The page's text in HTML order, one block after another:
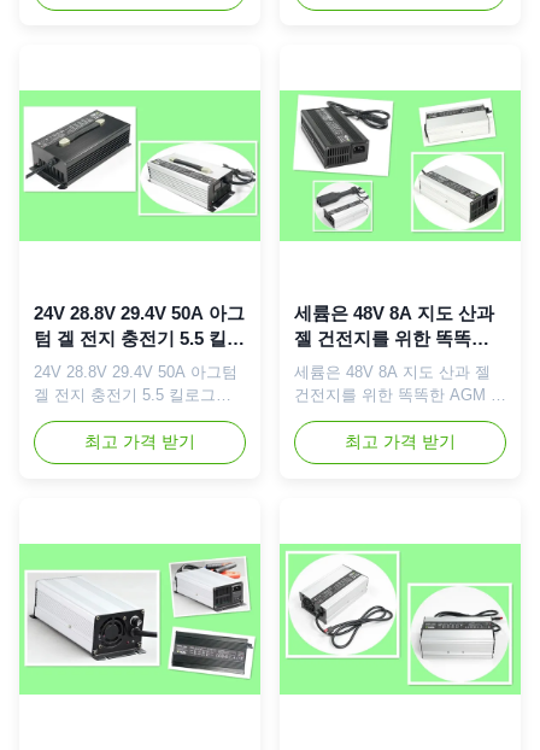
고 빠른 CC CV 플로팅, 고급
납축, AGM, 겔 전지를 위한
14V / 14.4V / 14.7V 주문 제작
된 최대 충전 전압. 알루미늄
검은 케이스. 청구하는 통제된
마이크로-프로세서와 지적 4
단계. 2년 보증, 고급 품질. 스
시픽케이션 :항목 번호 :
현명한 CC CV 부동 충전 기술
CV 부유물 충전.스몰 사이즈
입니다.알루미늄 케이스.2년
보증과 높은 신뢰도. 상술 :AC
입력 전압 : 전세계에 110-
230VacAC 입력 freq. 다음 50
/ 60 Hz정격 출력 : 48V
4Amps맥스 충전 전압 : 주문
24V 28.8V 29.4V 50A 아그
텀 겔 전지 충전기 5.5 킬로
그램 가지고 다닐 수 있는
알루미늄 케이스
24V 28.8V 29.4V 50A 아그텀
겔 전지 충전기 5.5 킬로그램
가지고 다닐 수 있는 알루미늄
케이스 AGM 배터리 충전기
24V 28.8V 29.4V 50A, 고급
230Vac 입력 전압. 24V 50A
정격 출력 해양 배터리 충전기.
AGM 배터리를 위한 28.8V /
29.4V 주문 제작된 최대 충전
전압. 검은 알루미늄 또는 은
케이스. 청구하는 통제된 마이
크로-프로세서와 지적 4 단계.
최고 가격 받기
세륨은 48V 8A 지도 산과
젤 건전지를 위한 똑똑한
AGM 배터리 충전기를 증
명했습니다
세륨은 48V 8A 지도 산과 젤
건전지를 위한 똑똑한 AGM 배
터리 충전기를 증명했습니다
빠른 세부사항: 유명 상표:
VLDL 모델 번호: VL4808 사
충전기: 자동적인 배터리 충전
기 58.8V 증명서: 세륨 FCC
ROHS 색깔: 검정/은 포탄 물
자: 알루미늄 합금 입력 전압:
AC180~264V 50/60Hz 산출 전
압: 58.8V 산출 현재: 8A 출력
전력: 500W 효율성: >=85%
최고 가격 받기